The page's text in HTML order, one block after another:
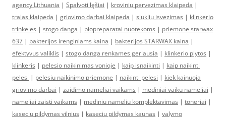
agency Lithuania | Spalvoti lęšiai | kroviniu pervezimas klaipeda |
tralas klaipeda | griovimo darbai klaipeda | siukliu isvezimas | klinkerio
trinkeles | stogo danga | biopreparatai nuotekoms | priemone starwax
637 | bakterijos irenginiams kaina | bakterijos STARWAX kaina |
efektyvus valiklis | stogo danga renkames geriausia | klinkerio plytos |
klinkeris | pelesio naikinimas vonioje | kaip isnaikinti | kaip naikinti
pelesi | pelesiu naikinimo priemone | naikinti pelesi | kiek kainuoja
griovimo darbai | zaidimo nameliai vaikams | mediniai vaiku nameliai |
nameliai zaisti vaikams | mediniu nameliu komplektavimas | toneriai |
kaseciu pildymas vilnius | kaseciu pildymas kaunas | valymo